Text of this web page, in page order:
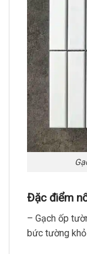
Đặc điểm
– Gạch ốp
bức tường